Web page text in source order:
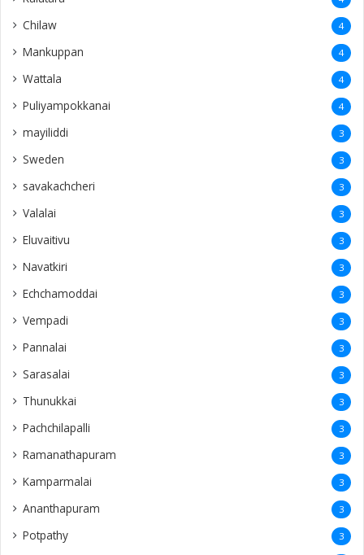
Chilaw 4
Mankuppan 4
Wattala 4
Puliyampokkanai 4
mayiliddi 3
Sweden 3
savakachcheri 3
Valalai 3
Eluvaitivu 3
Navatkiri 3
Echchamoddai 3
Vempadi 3
Pannalai 3
Sarasalai 3
Thunukkai 3
Pachchilapalli 3
Ramanathapuram 3
Kamparmalai 3
Ananthapuram 3
‎Potpathy 3